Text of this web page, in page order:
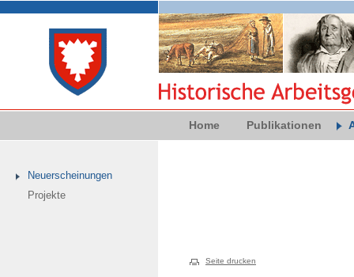
Home Publikationen
Neuerscheinungen
Projekte
Seite drucken